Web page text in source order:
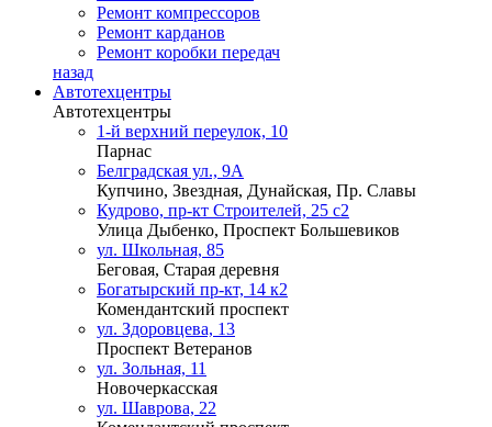
Ремонт компрессоров
Ремонт карданов
Ремонт коробки передач
назад
Автотехцентры
Автотехцентры
1-й верхний переулок, 10
Парнас
Белградская ул., 9А
Купчино, Звездная, Дунайская, Пр. Славы
Кудрово, пр-кт Строителей, 25 с2
Улица Дыбенко, Проспект Большевиков
ул. Школьная, 85
Беговая, Старая деревня
Богатырский пр-кт, 14 к2
Комендантский проспект
ул. Здоровцева, 13
Проспект Ветеранов
ул. Зольная, 11
Новочеркасская
ул. Шаврова, 22